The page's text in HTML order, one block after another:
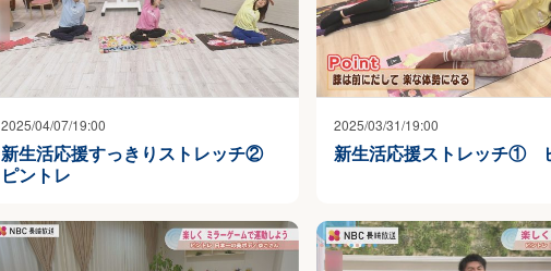
2025/04/07/19:00
新生活応援すっきりストレッチ②
ピントレ
2025/03/31/19:00
新生活応援ストレッチ①